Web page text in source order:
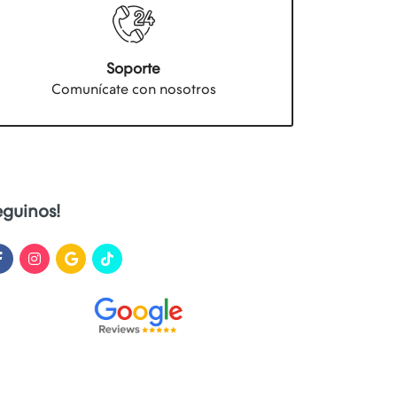
Soporte
Comunícate con nosotros